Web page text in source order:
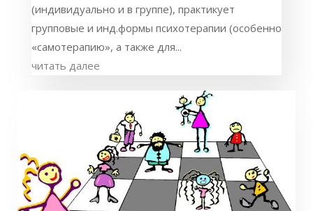
(индивидуально и в группе), практикует
групповые и инд.формы психотерапии (особенно
«самотерапию», а также для...
читать далее